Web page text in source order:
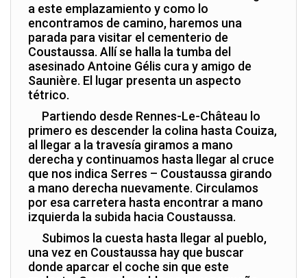
a este emplazamiento y como lo
encontramos de camino, haremos una
parada para visitar el cementerio de
Coustaussa. Allí se halla la tumba del
asesinado Antoine Gélis cura y amigo de
Saunière. El lugar presenta un aspecto
tétrico.
Partiendo desde Rennes-Le-Château lo
primero es descender la colina hasta Couiza,
al llegar a la travesía giramos a mano
derecha y continuamos hasta llegar al cruce
que nos indica Serres – Coustaussa girando
a mano derecha nuevamente. Circulamos
por esa carretera hasta encontrar a mano
izquierda la subida hacia Coustaussa.
Subimos la cuesta hasta llegar al pueblo,
una vez en Coustaussa hay que buscar
donde aparcar el coche sin que este